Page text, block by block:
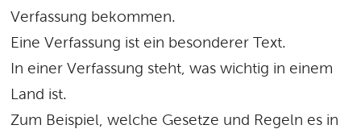
Verfassung bekommen.
Eine Verfassung ist ein besonderer Text.
In einer Verfassung steht, was wichtig in einem
Land ist.
Zum Beispiel, welche Gesetze und Regeln es in